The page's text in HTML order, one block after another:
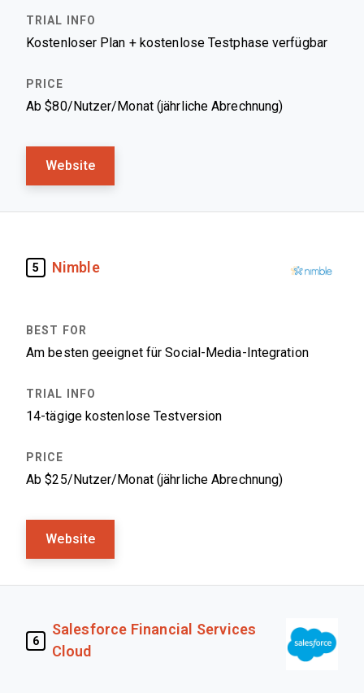
Kostenloser Plan + kostenlose Testphase verfügbar
Ab $80/Nutzer/Monat (jährliche Abrechnung)
Website
5 Nimble
Am besten geeignet für Social-Media-Integration
14-tägige kostenlose Testversion
Ab $25/Nutzer/Monat (jährliche Abrechnung)
Website
6
Salesforce Financial Services
Cloud